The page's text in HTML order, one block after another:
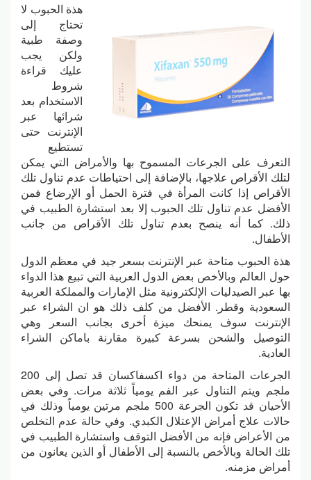
هذة الحبوب لا
تحتاج إلى
وصفة طبية
ولكن يجب
عليك قراءة
شروط
الاستخدام بعد
شرائها عبر
الإنترنت حتى
تستطيع
التعرف على الجرعات المسموح بها والأمراض التي يمكن
لتلك الأقراص علاجها، بالإضافة إلى احتياطات عدم تناول تلك
الأقراص إذا كانت المرأة في فترة الحمل أو الإرضاع فمن
الأفضل عدم تناول تلك الحبوب إلا بعد استشارة الطبيب في
ذلك. كما أنه ينصح بعدم تناول تلك الأقراص من جانب
الأطفال.
هذة الحبوب متاحة عبر الإنترنت بسعر جيد في معظم الدول
حول العالم وبالأخص بعض الدول العربية التي تبيع هذا الدواء
بها عبر الصيدليات الإلكترونية مثل الإمارات والمملكة العربية
السعودية وقطر. الأفضل من كلف ذلك هو ان الشراء عبر
الإنترنت سوف يمنحك ميزة أخرى بجانب السعر وهي
التوصيل والشحن بسرعة كبيرة مقارنة باماكن الشراء
العادية.
الجرعات المتاحة من دواء اكسفاكسان قد تصل إلى 200
ملجم ويتم التناول عبر الفم يومياً ثلاثة مرات. وفي بعض
الأحيان قد تكون الجرعة 500 ملجم مرتين يومياً وذلك في
حالات علاج أمراض الإعتلال الكبدي. وفي حالة عدم التخلص
من الأعراض فإنه من الأفضل التوقف واستشارة الطبيب في
تلك الحالة وبالأخص بالنسبة إلى الأطفال أو الذين يعانون من
أمراض مزمنه.